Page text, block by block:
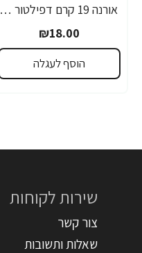
אורנה 19 קרם דפילטור לעור רגיש 80 גרם
₪18.00
הוסף לעגלה
שירות לקוחות
צור קשר
שאלות ותשובות